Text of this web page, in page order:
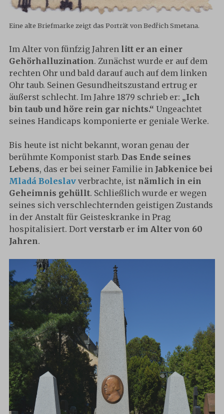
Eine alte Briefmarke zeigt das Porträt von Bedřich Smetana.
Im Alter von fünfzig Jahren litt er an einer
Gehörhalluzination. Zunächst wurde er auf dem
rechten Ohr und bald darauf auch auf dem linken
Ohr taub. Seinen Gesundheitszustand ertrug er
äußerst schlecht. Im Jahre 1879 schrieb er: „Ich
bin taub und höre rein gar nichts.“ Ungeachtet
seines Handicaps komponierte er geniale Werke.
Bis heute ist nicht bekannt, woran genau der
berühmte Komponist starb. Das Ende seines
Lebens, das er bei seiner Familie in Jabkenice bei
Mladá Boleslav verbrachte, ist nämlich in ein
Geheimnis gehüllt. Schließlich wurde er wegen
seines sich verschlechternden geistigen Zustands
in der Anstalt für Geisteskranke in Prag
hospitalisiert. Dort verstarb er im Alter von 60
Jahren.